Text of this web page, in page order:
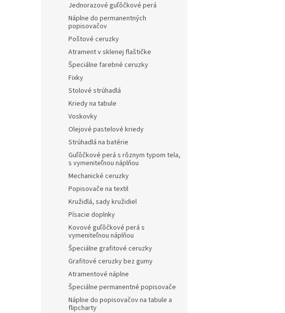
Jednorazové guľôčkové perá
Náplne do permanentných
popisovačov
Poštové ceruzky
Atrament v sklenej flaštičke
Špeciálne farebné ceruzky
Fixky
Stolové strúhadlá
Kriedy na tabule
Voskovky
Olejové pastelové kriedy
Strúhadlá na batérie
Guľôčkové perá s rôznym typom tela,
s vymeniteľnou náplňou
Mechanické ceruzky
Popisovače na textil
Kružidlá, sady kružidiel
Písacie doplnky
Kovové guľôčkové perá s
vymeniteľnou náplňou
Špeciálne grafitové ceruzky
Grafitové ceruzky bez gumy
Atramentové náplne
Špeciálne permanentné popisovače
Náplne do popisovačov na tabule a
flipcharty